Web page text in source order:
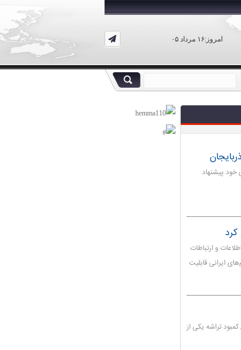
امروز:۱۶ مرداد ۰۵
خود پیشنهاد
و ارتباطات
ایرانی قابلیت
تراشه یکی از